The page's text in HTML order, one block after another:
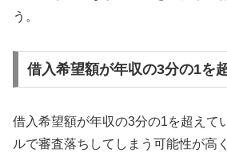
う。
借入希望額が年収の3分の1を
借入希望額が年収の3分の1を超えて
ルで審査落ちしてしまう可能性が高